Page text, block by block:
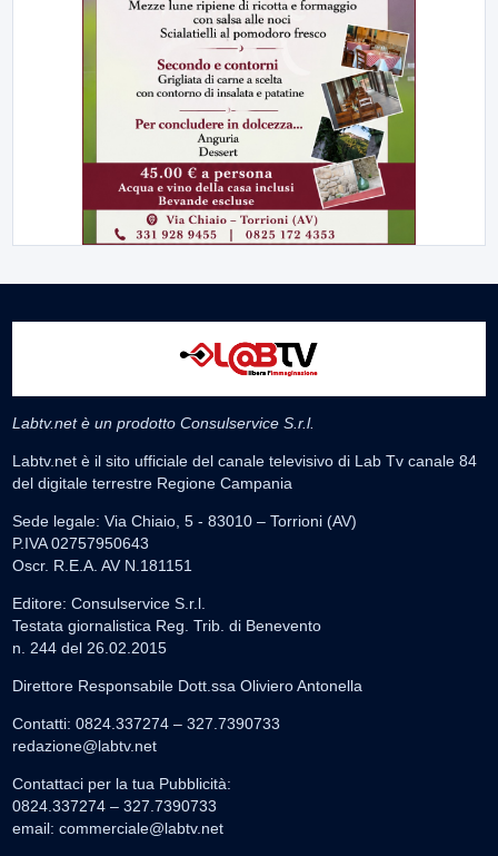
Labtv.net è un prodotto Consulservice S.r.l.
Labtv.net è il sito ufficiale del canale televisivo di Lab Tv canale 84
del digitale terrestre Regione Campania
Sede legale: Via Chiaio, 5 - 83010 – Torrioni (AV)
P.IVA 02757950643
Oscr. R.E.A. AV N.181151
Editore: Consulservice S.r.l.
Testata giornalistica Reg. Trib. di Benevento
n. 244 del 26.02.2015
Direttore Responsabile Dott.ssa Oliviero Antonella
Contatti: 0824.337274 – 327.7390733
redazione@labtv.net
Contattaci per la tua Pubblicità:
0824.337274 – 327.7390733
email: commerciale@labtv.net